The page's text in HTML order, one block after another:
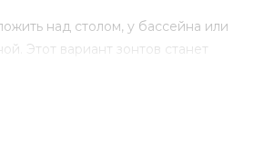
над столом, у бассейна или
Этот вариант зонтов станет
солнечных лучей